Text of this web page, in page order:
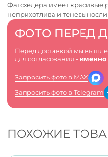
ФОТО ПЕРЕД
Перед доставкой мы
для согласования - именно
Запросить фото в MAX
Запросить фото в Telegram
Фатсхедера имеет красивые
неприхотлива и
ПОХОЖИЕ